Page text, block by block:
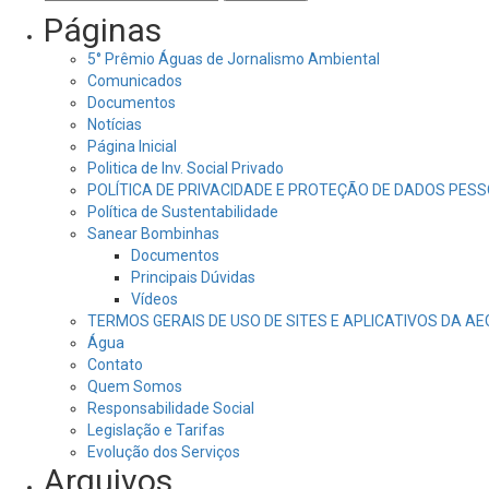
por:
Páginas
5° Prêmio Águas de Jornalismo Ambiental
Comunicados
Documentos
Notícias
Página Inicial
Politica de Inv. Social Privado
POLÍTICA DE PRIVACIDADE E PROTEÇÃO DE DADOS
Política de Sustentabilidade
Sanear Bombinhas
Documentos
Principais Dúvidas
Vídeos
TERMOS GERAIS DE USO DE SITES E APLICATIVOS DA
Água
Contato
Quem Somos
Responsabilidade Social
Legislação e Tarifas
Evolução dos Serviços
Arquivos